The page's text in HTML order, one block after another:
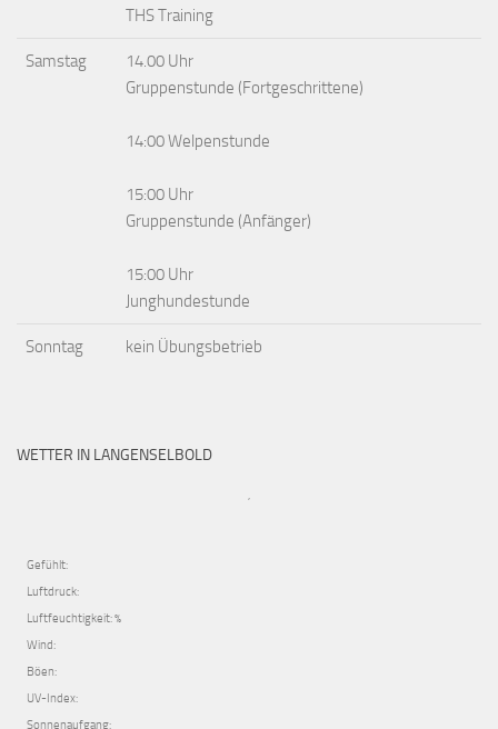
THS Training
Samstag
14.00 Uhr
Gruppenstunde (Fortgeschrittene)
14:00 Welpenstunde
15:00 Uhr
Gruppenstunde (Anfänger)
15:00 Uhr
Junghundestunde
Sonntag kein Übungsbetrieb
WETTER IN LANGENSELBOLD
,
Gefühlt:
Luftdruck:
Luftfeuchtigkeit: %
Wind:
Böen:
UV-Index:
Sonnenaufgang: